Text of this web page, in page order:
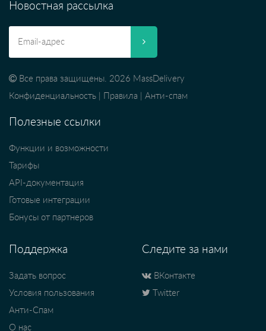
Новостная рассылка
Все права защищены. 2026 MassDelivery
Конфиденциальность
Правила Анти-спам
Полезные ссылки
Функции и возможности
Тарифы
API-документация
Готовые интеграции
Бонусы от партнеров
Поддержка
Задать вопрос
Условия пользования
Анти-Спам
О нас
Следите за нами
ВКонтакте
Twitter